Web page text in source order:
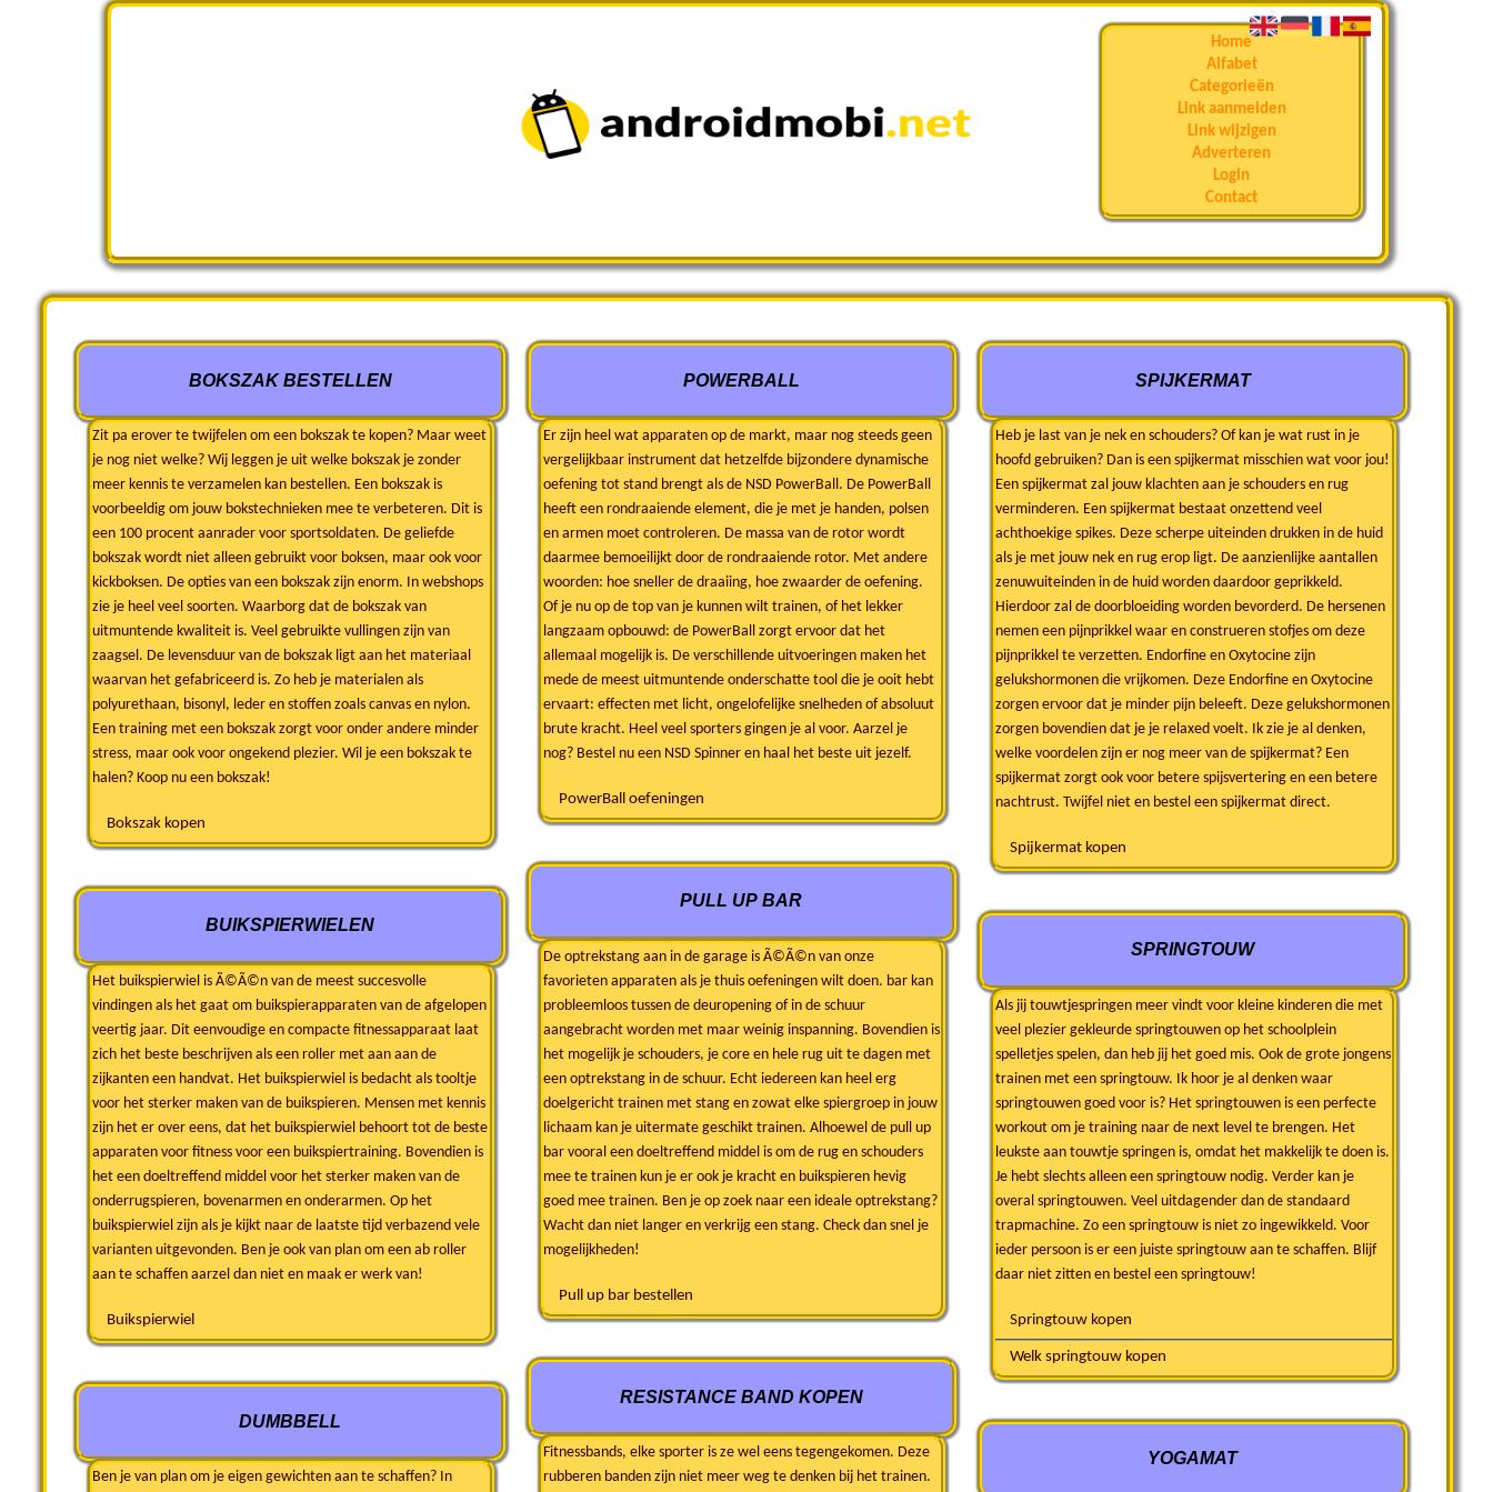
Home
Alfabet
Categorieën
Link aanmelden
Link wijzigen
Adverteren
Login
Contact
BOKSZAK BESTELLEN
Zit pa erover te twijfelen om een bokszak te kopen? Maar weet
je nog niet welke? Wij leggen je uit welke bokszak je zonder
meer kennis te verzamelen kan bestellen. Een bokszak is
voorbeeldig om jouw bokstechnieken mee te verbeteren. Dit is
een 100 procent aanrader voor sportsoldaten. De geliefde
bokszak wordt niet alleen gebruikt voor boksen, maar ook voor
kickboksen. De opties van een bokszak zijn enorm. In webshops
zie je heel veel soorten. Waarborg dat de bokszak van
uitmuntende kwaliteit is. Veel gebruikte vullingen zijn van
zaagsel. De levensduur van de bokszak ligt aan het materiaal
waarvan het gefabriceerd is. Zo heb je materialen als
polyurethaan, bisonyl, leder en stoffen zoals canvas en nylon.
Een training met een bokszak zorgt voor onder andere minder
stress, maar ook voor ongekend plezier. Wil je een bokszak te
halen? Koop nu een bokszak!
Bokszak kopen
BUIKSPIERWIELEN
Het buikspierwiel is Ã©Ã©n van de meest succesvolle
vindingen als het gaat om buikspierapparaten van de afgelopen
veertig jaar. Dit eenvoudige en compacte fitnessapparaat laat
zich het beste beschrijven als een roller met aan aan de
zijkanten een handvat. Het buikspierwiel is bedacht als tooltje
voor het sterker maken van de buikspieren. Mensen met kennis
zijn het er over eens, dat het buikspierwiel behoort tot de beste
apparaten voor fitness voor een buikspiertraining. Bovendien is
het een doeltreffend middel voor het sterker maken van de
onderrugspieren, bovenarmen en onderarmen. Op het
buikspierwiel zijn als je kijkt naar de laatste tijd verbazend vele
varianten uitgevonden. Ben je ook van plan om een ab roller
aan te schaffen aarzel dan niet en maak er werk van!
Buikspierwiel
DUMBBELL
Ben je van plan om je eigen gewichten aan te schaffen? In
POWERBALL
Er zijn heel wat apparaten op de markt, maar nog steeds geen
vergelijkbaar instrument dat hetzelfde bijzondere dynamische
oefening tot stand brengt als de NSD PowerBall. De PowerBall
heeft een rondraaiende element, die je met je handen, polsen
en armen moet controleren. De massa van de rotor wordt
daarmee bemoeilijkt door de rondraaiende rotor. Met andere
woorden: hoe sneller de draaiing, hoe zwaarder de oefening.
Of je nu op de top van je kunnen wilt trainen, of het lekker
langzaam opbouwd: de PowerBall zorgt ervoor dat het
allemaal mogelijk is. De verschillende uitvoeringen maken het
mede de meest uitmuntende onderschatte tool die je ooit hebt
ervaart: effecten met licht, ongelofelijke snelheden of absoluut
brute kracht. Heel veel sporters gingen je al voor. Aarzel je
nog? Bestel nu een NSD Spinner en haal het beste uit jezelf.
PowerBall oefeningen
PULL UP BAR
De optrekstang aan in de garage is Ã©Ã©n van onze
favorieten apparaten als je thuis oefeningen wilt doen. bar kan
probleemloos tussen de deuropening of in de schuur
aangebracht worden met maar weinig inspanning. Bovendien is
het mogelijk je schouders, je core en hele rug uit te dagen met
een optrekstang in de schuur. Echt iedereen kan heel erg
doelgericht trainen met stang en zowat elke spiergroep in jouw
lichaam kan je uitermate geschikt trainen. Alhoewel de pull up
bar vooral een doeltreffend middel is om de rug en schouders
mee te trainen kun je er ook je kracht en buikspieren hevig
goed mee trainen. Ben je op zoek naar een ideale optrekstang?
Wacht dan niet langer en verkrijg een stang. Check dan snel je
mogelijkheden!
Pull up bar bestellen
RESISTANCE BAND KOPEN
Fitnessbands, elke sporter is ze wel eens tegengekomen. Deze
rubberen banden zijn niet meer weg te denken bij het trainen.
SPIJKERMAT
Heb je last van je nek en schouders? Of kan je wat rust in je
hoofd gebruiken? Dan is een spijkermat misschien wat voor jou!
Een spijkermat zal jouw klachten aan je schouders en rug
verminderen. Een spijkermat bestaat onzettend veel
achthoekige spikes. Deze scherpe uiteinden drukken in de huid
als je met jouw nek en rug erop ligt. De aanzienlijke aantallen
zenuwuiteinden in de huid worden daardoor geprikkeld.
Hierdoor zal de doorbloeiding worden bevorderd. De hersenen
nemen een pijnprikkel waar en construeren stofjes om deze
pijnprikkel te verzetten. Endorfine en Oxytocine zijn
gelukshormonen die vrijkomen. Deze Endorfine en Oxytocine
zorgen ervoor dat je minder pijn beleeft. Deze gelukshormonen
zorgen bovendien dat je je relaxed voelt. Ik zie je al denken,
welke voordelen zijn er nog meer van de spijkermat? Een
spijkermat zorgt ook voor betere spijsvertering en een betere
nachtrust. Twijfel niet en bestel een spijkermat direct.
Spijkermat kopen
SPRINGTOUW
Als jij touwtjespringen meer vindt voor kleine kinderen die met
veel plezier gekleurde springtouwen op het schoolplein
spelletjes spelen, dan heb jij het goed mis. Ook de grote jongens
trainen met een springtouw. Ik hoor je al denken waar
springtouwen goed voor is? Het springtouwen is een perfecte
workout om je training naar de next level te brengen. Het
leukste aan touwtje springen is, omdat het makkelijk te doen is.
Je hebt slechts alleen een springtouw nodig. Verder kan je
overal springtouwen. Veel uitdagender dan de standaard
trapmachine. Zo een springtouw is niet zo ingewikkeld. Voor
ieder persoon is er een juiste springtouw aan te schaffen. Blijf
daar niet zitten en bestel een springtouw!
Springtouw kopen
Welk springtouw kopen
YOGAMAT